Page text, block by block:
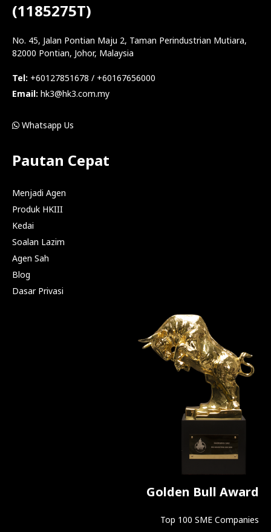
(1185275T)
No. 45, Jalan Pontian Maju 2, Taman Perindustrian Mutiara,
82000 Pontian, Johor, Malaysia
Tel: +60127851678 / +60167656000
Email: hk3@hk3.com.my
Whatsapp Us
Pautan Cepat
Menjadi Agen
Produk HKIII
Kedai
Soalan Lazim
Agen Sah
Blog
Dasar Privasi
Golden Bull Award
Top 100 SME Companies